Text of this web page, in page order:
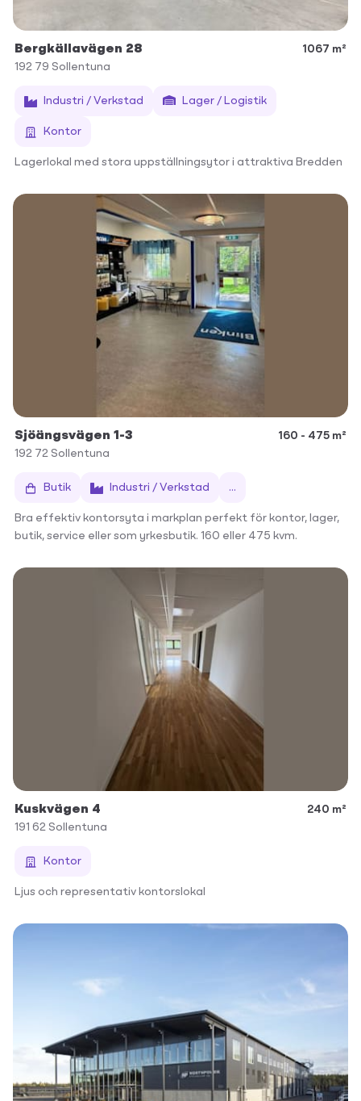
Bergkällavägen 28
1067 m²
192 79 Sollentuna
Industri / Verkstad Lager / Logistik
Kontor
Lagerlokal med stora uppställningsytor i attraktiva Bredden
Sjöängsvägen 1-3
160 - 475 m²
192 72 Sollentuna
Butik Industri / Verkstad ...
Bra effektiv kontorsyta i markplan perfekt för kontor, lager,
butik, service eller som yrkesbutik. 160 eller 475 kvm.
Kuskvägen 4
240 m²
191 62 Sollentuna
Kontor
Ljus och representativ kontorslokal